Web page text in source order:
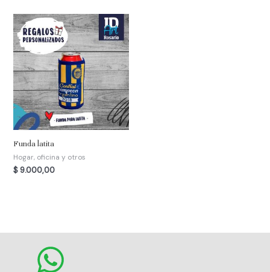
Funda latita
Hogar, oficina y otros
$9.000,00